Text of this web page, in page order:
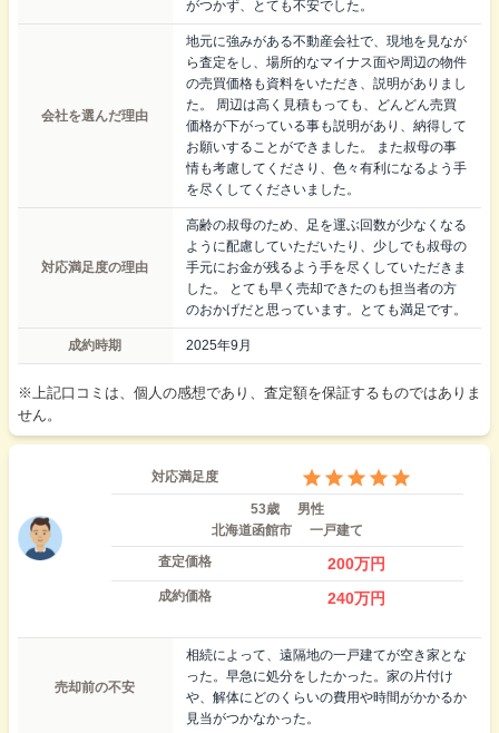
がつかず、とても不安でした。
会社を選んだ理由
地元に強みがある不動産会社で、現地を見なが
ら査定をし、場所的なマイナス面や周辺の物件
の売買価格も資料をいただき、説明がありまし
た。 周辺は高く見積もっても、どんどん売買
価格が下がっている事も説明があり、納得して
お願いすることができました。 また叔母の事
情も考慮してくださり、色々有利になるよう手
を尽くしてくださいました。
対応満足度の理由
高齢の叔母のため、足を運ぶ回数が少なくなる
ように配慮していただいたり、少しでも叔母の
手元にお金が残るよう手を尽くしていただきま
した。 とても早く売却できたのも担当者の方
のおかげだと思っています。とても満足です。
成約時期 2025年9月
※上記口コミは、個人の感想であり、査定額を保証するものではありま
せん。
対応満足度
53歳
男性
北海道函館市
一戸建て
査定価格
200万円
成約価格 240万円
売却前の不安
相続によって、遠隔地の一戸建てが空き家とな
った。早急に処分をしたかった。家の片付け
や、解体にどのくらいの費用や時間がかかるか
見当がつかなかった。